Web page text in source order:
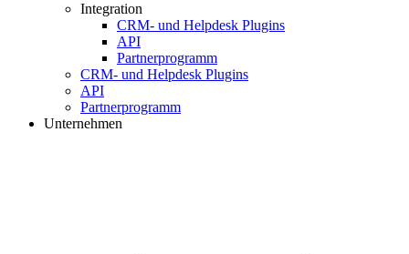
Integration
CRM- und Helpdesk Plugins
API
Partnerprogramm
CRM- und Helpdesk Plugins
API
Partnerprogramm
Unternehmen